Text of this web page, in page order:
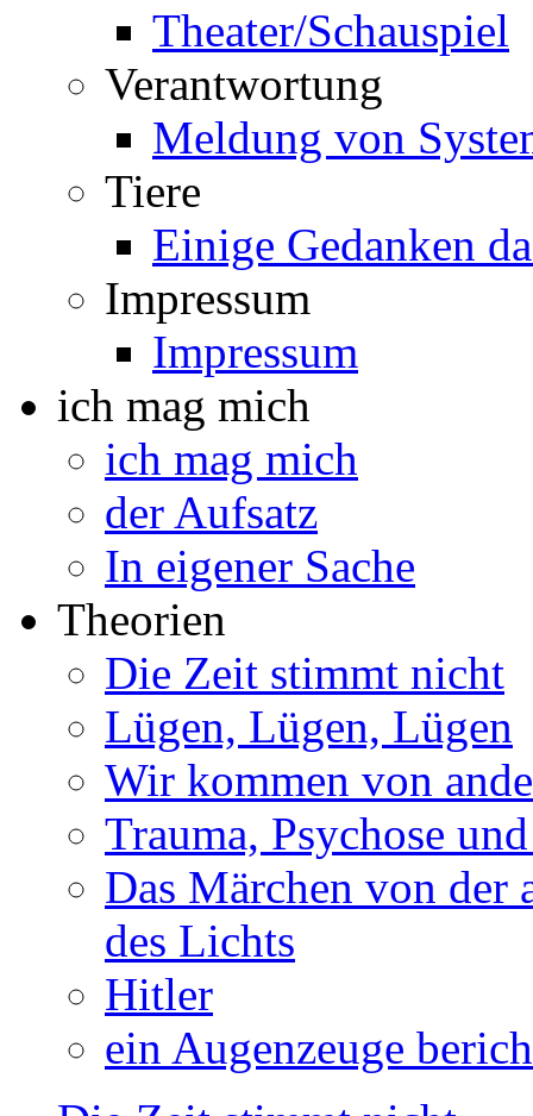
Theater/Schauspiel
Verantwortung
Meldung von
Tiere
Einige Gedanken
Impressum
Impressum
ich mag mich
ich mag mich
der Aufsatz
In eigener Sache
Theorien
Die Zeit stimmt nicht
Lügen, Lügen, Lügen
Wir kommen von
Trauma, Psychose
Das Märchen von der
des Lichts
Hitler
ein Augenzeuge